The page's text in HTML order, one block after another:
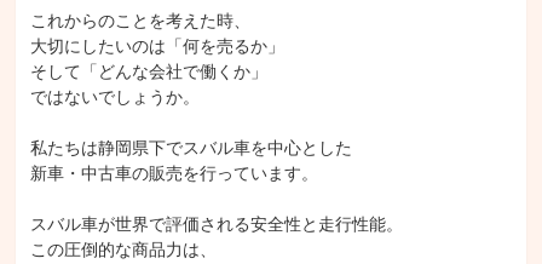
カウンターセールス/来店型営業
これからのことを考えた時、
大切にしたいのは「何を売るか」
そして「どんな会社で働くか」
ではないでしょうか。
私たちは静岡県下でスバル車を中心とした
新車・中古車の販売を行っています。
スバル車が世界で評価される安全性と走行性能。
この圧倒的な商品力は、